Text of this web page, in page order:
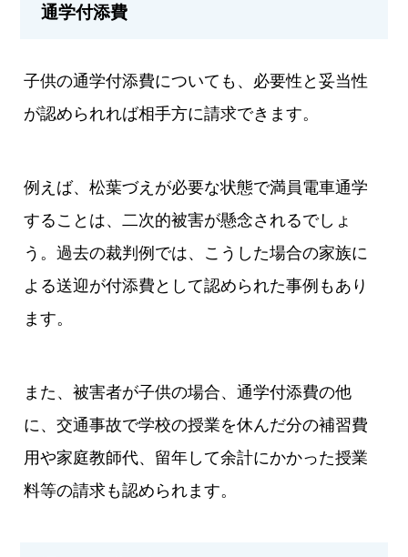
通学付添費
子供の通学付添費についても、必要性と妥当性
が認められれば相手方に請求できます。
例えば、松葉づえが必要な状態で満員電車通学
することは、二次的被害が懸念されるでしょ
う。過去の裁判例では、こうした場合の家族に
よる送迎が付添費として認められた事例もあり
ます。
また、被害者が子供の場合、通学付添費の他
に、交通事故で学校の授業を休んだ分の補習費
用や家庭教師代、留年して余計にかかった授業
料等の請求も認められます。